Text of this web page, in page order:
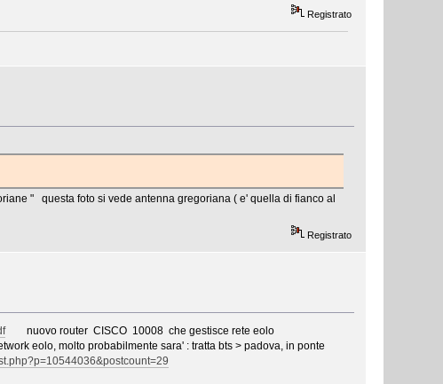
Registrato
" questa foto si vede antenna gregoriana ( e' quella di fianco al
Registrato
nuovo router CISCO 10008 che gestisce rete eolo
eolo, molto probabilmente sara' : tratta bts > padova, in ponte
molto bassa !!!